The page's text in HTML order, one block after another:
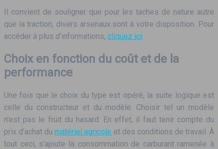
Il convient de souligner que pour les taches de nature autre
que la traction, divers arsenaux sont à votre disposition. Pour
accéder à plus d’informations, cliquez ici
Choix en fonction du coût et de la
performance
Une fois que le choix du type est opéré, la suite logique est
celle du constructeur et du modèle. Choisir tel un modèle
n’est pas le fruit du hasard. En effet, il faut tenir compte du
prix d’achat du matériel agricole et des conditions de travail. À
tout ceci, s’ajoute la consommation de carburant ramenée à